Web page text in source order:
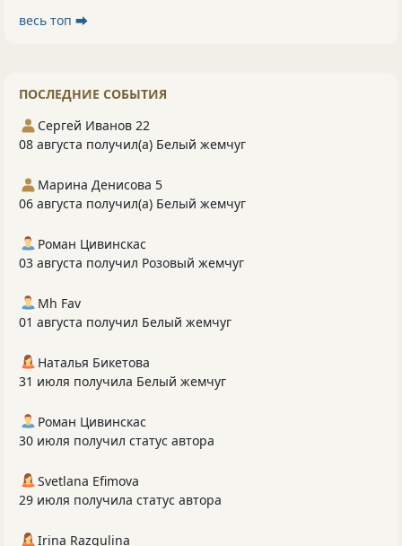
весь топ ⮕
ПОСЛЕДНИЕ СОБЫТИЯ
Сергей Иванов 22
08 августа получил(а) Белый жемчуг
Марина Денисова 5
06 августа получил(а) Белый жемчуг
Роман Цивинскас
03 августа получил Розовый жемчуг
Mh Fav
01 августа получил Белый жемчуг
Наталья Бикетова
31 июля получила Белый жемчуг
Роман Цивинскас
30 июля получил статус автора
Svetlana Efimova
29 июля получила статус автора
Irina Razgulina